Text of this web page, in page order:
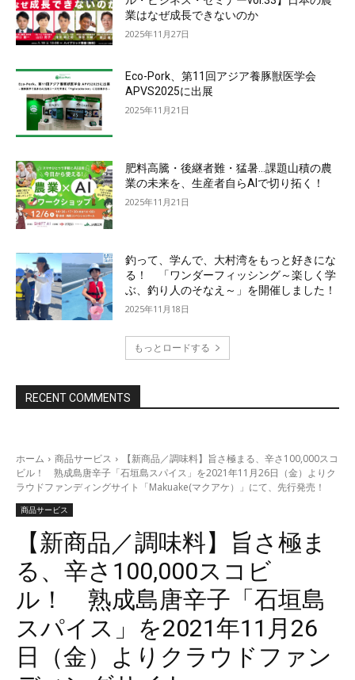
業はなぜ成長できないのか
2025年11月27日
Eco-Pork、第11回アジア養豚獣医学会
APVS2025に出展
2025年11月21日
肥料高騰・後継者難・猛暑…課題山積の農
業の未来を、生産者自らAIで切り拓く！
2025年11月21日
釣って、学んで、大村湾をもっと好きにな
る！ 「ワンダーフィッシング～楽しく学
ぶ、釣り人のそなえ～」を開催しました！
2025年11月18日
もっとロードする
RECENT COMMENTS